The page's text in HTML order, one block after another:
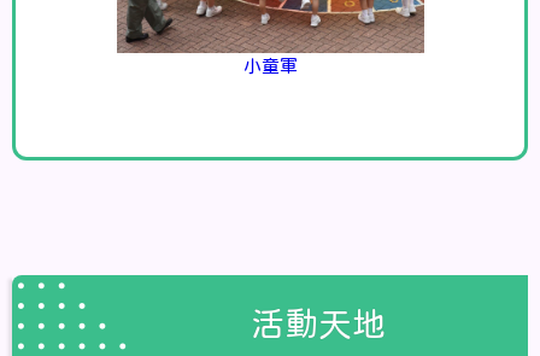
小童軍
活動天地